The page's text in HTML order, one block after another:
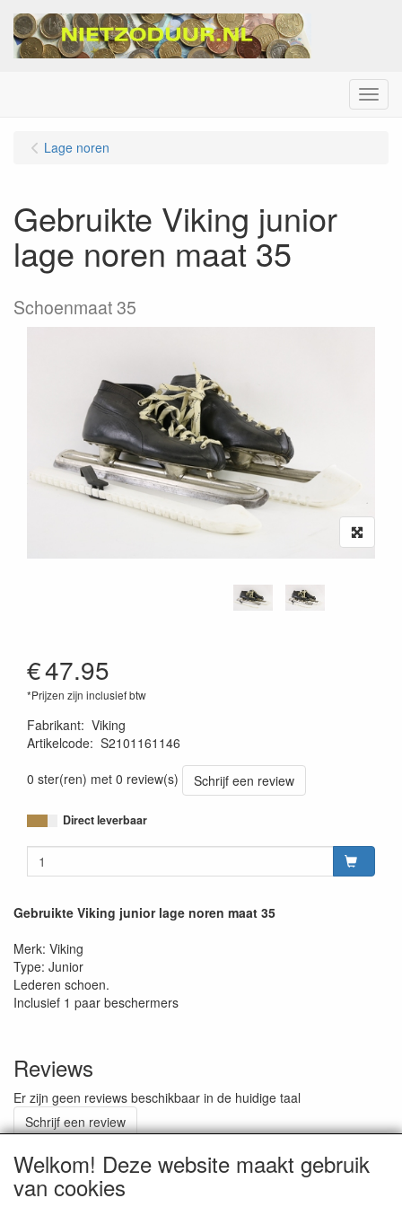
Menu
Lage noren
Gebruikte Viking junior
lage noren maat 35
Schoenmaat 35
€47.95
*Prijzen zijn inclusief btw
Fabrikant: Viking
Artikelcode: S2101161146
0 ster(ren) met 0 review(s)
Schrijf een review
Direct leverbaar
Gebruikte Viking junior lage noren maat 35
Merk: Viking
Type: Junior
Lederen schoen.
Inclusief 1 paar beschermers
Reviews
Er zijn geen reviews beschikbaar in de huidige taal
Schrijf een review
Welkom! Deze website maakt gebruik
van cookies